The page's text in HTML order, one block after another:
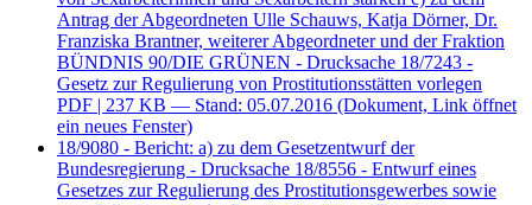
Antrag der Abgeordneten Ulle Schauws, Katja Dörner, Dr.
Franziska Brantner, weiterer Abgeordneter und der Fraktion
BÜNDNIS 90/DIE GRÜNEN - Drucksache 18/7243 -
Gesetz zur Regulierung von Prostitutionsstätten vorlegen
PDF | 237 KB — Stand: 05.07.2016 (Dokument, Link öffnet
ein neues Fenster)
18/9080 - Bericht: a) zu dem Gesetzentwurf der
Bundesregierung - Drucksache 18/8556 - Entwurf eines
Gesetzes zur Regulierung des Prostitutionsgewerbes sowie